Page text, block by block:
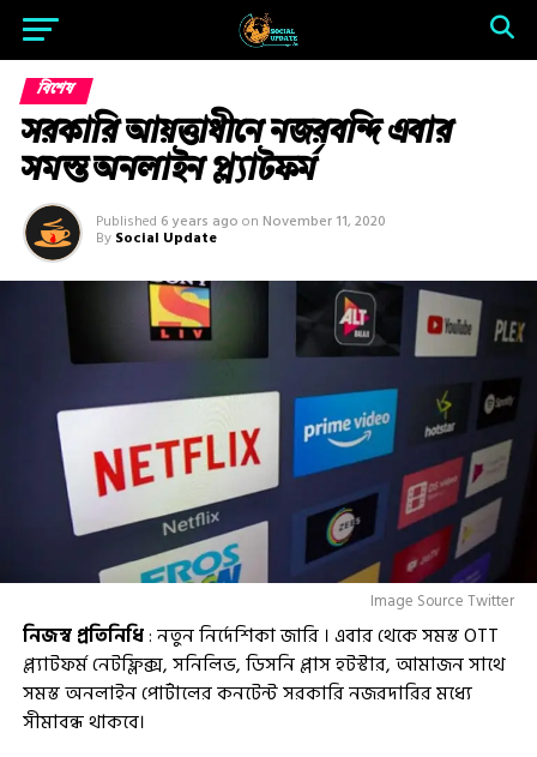
বিশেষ
সরকারি আয়ত্তাধীনে নজরবন্দি এবার
সমস্ত অনলাইন প্ল্যাটফর্ম
Published 6 years ago on November 11, 2020
By Social Update
Image Source Twitter
নিজস্ব প্রতিনিধি: নতুন নির্দেশিকা জারি । এবার থেকে সমস্ত OTT
প্ল্যাটফর্ম নেটফ্লিক্স, সনিলিভ, ডিসনি প্লাস হটস্টার, আমাজন সাথে
সমস্ত অনলাইন পোর্টালের কনটেন্ট সরকারি নজরদারির মধ্যে
সীমাবন্ধ থাকবে।